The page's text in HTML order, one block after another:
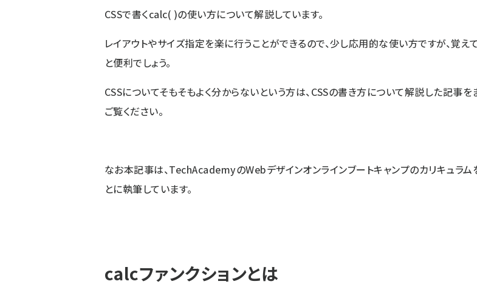
CSSで書くcalc( )の使い方について解説しています。
レイアウトやサイズ指定を楽に行うことができるので、少し応用的な使い方ですが、覚え
と便利でしょう。
CSSについてそもそもよく分からないという方は、CSSの書き方について解説した記事を
ご覧ください。
なお本記事は、TechAcademyのWebデザインオンラインブートキャンプのカリキュラム
とに執筆しています。
calcファンクションとは